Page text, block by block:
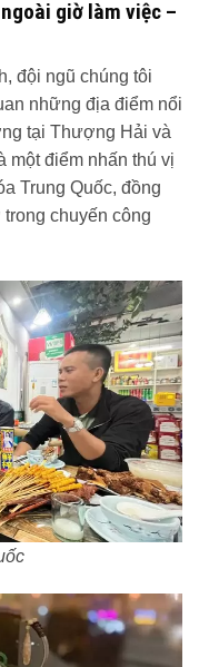
giờ làm việc –
đội ngũ chúng tôi
những địa điểm nổi
tại Thượng Hải và
một điểm nhấn thú vị
Trung Quốc, đồng
chuyến công